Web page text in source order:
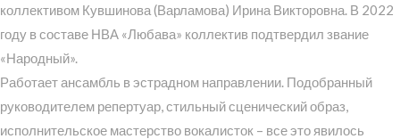
коллективом Кувшинова (Варламова) Ирина Викторовна. В 2022
году в составе НВА «Любава» коллектив подтвердил звание
«Народный».
Работает ансамбль в эстрадном направлении. Подобранный
руководителем репертуар, стильный сценический образ,
исполнительское мастерство вокалисток – все это явилось